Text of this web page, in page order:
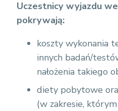
Uczestnicy wyjazdu
pokrywają:
koszty wykonania
innych badań/
nałożenia takiego
diety pobytowe
(w zakresie,